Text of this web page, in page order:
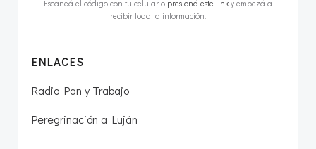
Escaneá el código con tu celular o presioná este link y empezá a
recibir toda la información.
ENLACES
Radio Pan y Trabajo
Peregrinación a Luján